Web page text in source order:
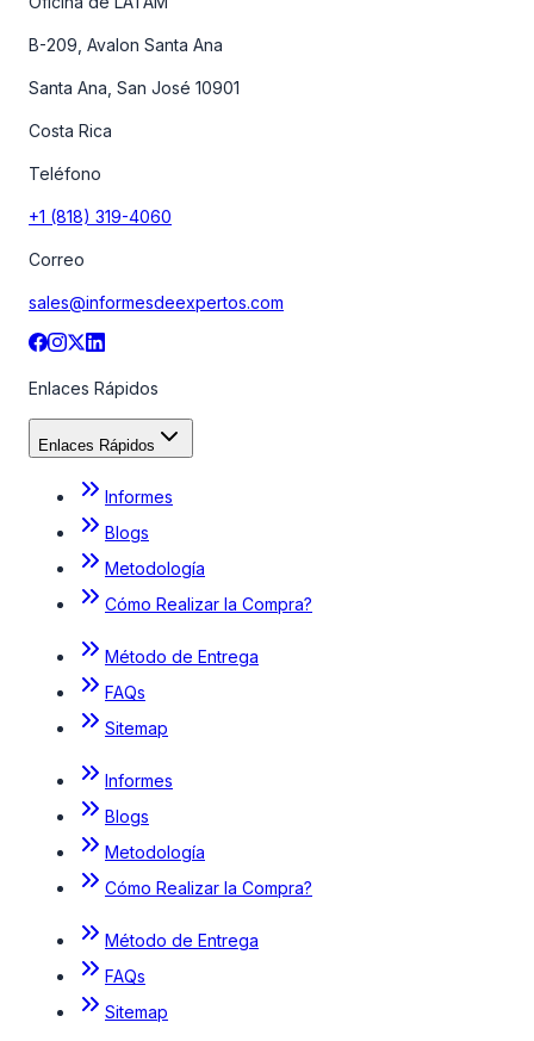
B-209, Avalon Santa Ana
Santa Ana, San José 10901
Costa Rica
Teléfono
+1 (818) 319-4060
Correo
sales@informesdeexpertos.com
Enlaces Rápidos
Enlaces Rápidos
Informes
Blogs
Metodología
Cómo Realizar la Compra?
Método de Entrega
FAQs
Sitemap
Informes
Blogs
Metodología
Cómo Realizar la Compra?
Método de Entrega
FAQs
Sitemap